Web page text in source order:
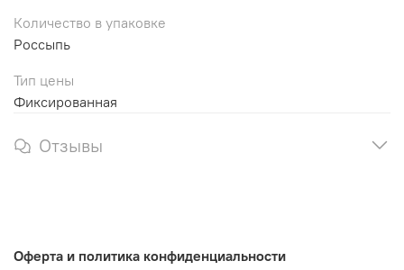
Количество в упаковке
Россыпь
Тип цены
Фиксированная
Отзывы
Оферта и политика конфиденциальности